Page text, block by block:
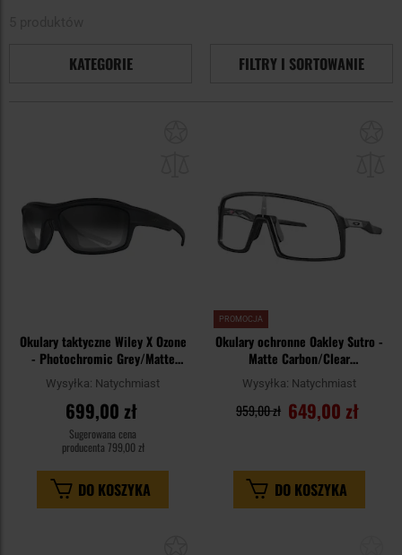
KATEGORIE FILTRY I SORTOWANIE
Okulary taktyczne Wiley X Ozone
- Photochromic Grey/Matte
Black
Wysyłka: Natychmiast
699,00 zł
Sugerowana cena
producenta 799,00 zł
DO KOSZYKA
PROMOCJA
Okulary ochronne Oakley Sutro -
Matte Carbon/Clear
Photochromic
Wysyłka: Natychmiast
649,00 zł
959,00 zł
DO KOSZYKA